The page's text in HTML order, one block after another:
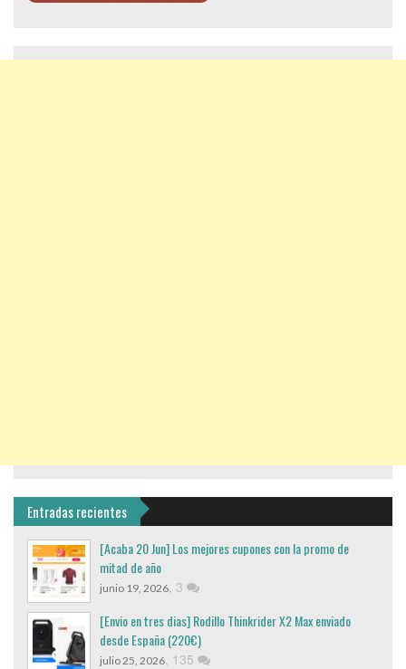
Entradas recientes
[Acaba 20 Jun] Los mejores cupones con la promo de
mitad de año
junio 19, 2026, 3
[Envio en tres dias] Rodillo Thinkrider X2 Max enviado
desde España (220€)
julio 25, 2026, 135